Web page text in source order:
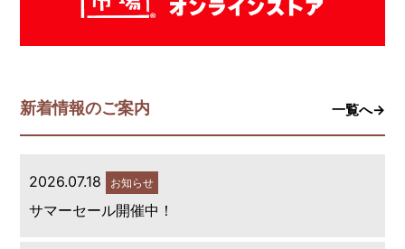
新着情報のご案内 一覧へ→
2026.07.18 お知らせ
サマーセール開催中！